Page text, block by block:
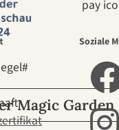
durch
Garten
Magic Garden
Soziale